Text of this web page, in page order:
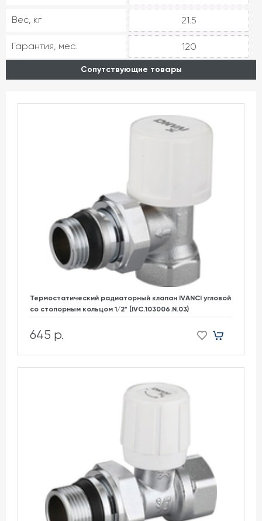
Вес, кг 21.5
Гарантия, мес. 120
Сопутствующие товары
Термостатический радиаторный клапан IVANCI угловой
со стопорным кольцом 1/2" (IVC.103006.N.03)
645 р.